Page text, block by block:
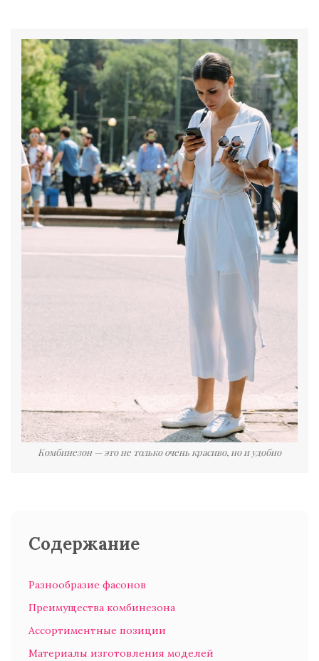
Комбинезон — это не только очень красиво, но и удобно
Содержание
Разнообразие фасонов
Преимущества комбинезона
Ассортиментные позиции
Материалы изготовления моделей